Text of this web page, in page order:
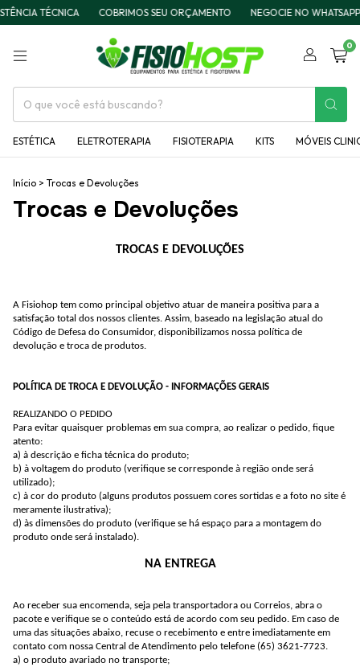
TÉCNICA COBRIMOS SEU ORÇAMENTO NEGOCIE NO WHATSAPP
0
ESTÉTICA ELETROTERAPIA FISIOTERAPIA KITS MÓVEIS
Início > Trocas e Devoluções
Trocas e Devoluções
TROCAS E DEVOLUÇÕES
A Fisiohop tem como principal objetivo atuar de maneira positiva para a
satisfação total dos nossos clientes. Assim, baseado na legislação atual do
Código de Defesa do Consumidor, disponibilizamos nossa política de
devolução e troca de produtos.
POLÍTICA DE TROCA E DEVOLUÇÃO - INFORMAÇÕES GERAIS
REALIZANDO O PEDIDO
Para evitar quaisquer problemas em sua compra, ao realizar o pedido, fique
atento:
a) à descrição e ficha técnica do produto;
b) à voltagem do produto (verifique se corresponde à região onde será
utilizado);
c) à cor do produto (alguns produtos possuem cores sortidas e a foto no site é
meramente ilustrativa);
d) às dimensões do produto (verifique se há espaço para a montagem do
produto onde será instalado).
NA ENTREGA
Ao receber sua encomenda, seja pela transportadora ou Correios, abra o
pacote e verifique se o conteúdo está de acordo com seu pedido. Em caso de
uma das situações abaixo, recuse o recebimento e entre imediatamente em
contato com nossa Central de Atendimento pelo telefone (65) 3621-7723.
a) o produto avariado no transporte;